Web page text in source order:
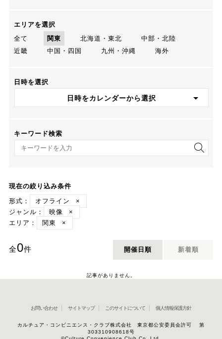
エリアを選択
全て
関東 北海道・東北
中部・北陸
近畿
中国・四国 九州・沖縄 海外
日時を選択
日時をカレンダーから選択
キーワード検索
キーワード検索
現在の絞り込み条件
形式：
オフライン
×
ジャンル：
映像
×
エリア：
関東 ×
全0件 開催日順 新着順
記事がありません。
お問い合わせ サイトマップ このサイトについて 個人情報保護方針
カルチュア・コンビニエンス・クラブ株式会社 東京都公安委員会許可 第
303310908618号